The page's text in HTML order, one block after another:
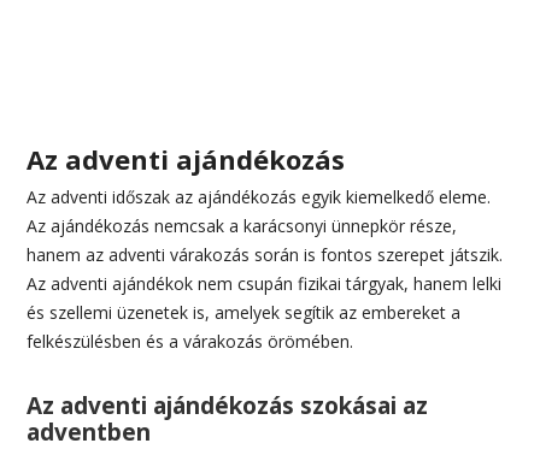
Az adventi ajándékozás
Az adventi időszak az ajándékozás egyik kiemelkedő eleme.
Az ajándékozás nemcsak a karácsonyi ünnepkör része,
hanem az adventi várakozás során is fontos szerepet játszik.
Az adventi ajándékok nem csupán fizikai tárgyak, hanem lelki
és szellemi üzenetek is, amelyek segítik az embereket a
felkészülésben és a várakozás örömében.
Az adventi ajándékozás szokásai az
adventben